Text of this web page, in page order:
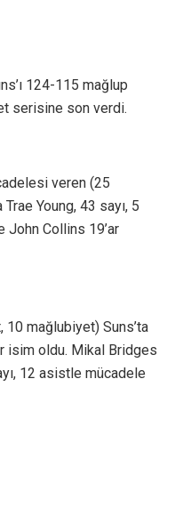
124-115 mağlup
serisine son verdi.
veren (25
Young, 43 sayı, 5
John Collins 19’ar
10 mağlubiyet) Suns’ta
isim oldu. Mikal Bridges
12 asistle mücadele